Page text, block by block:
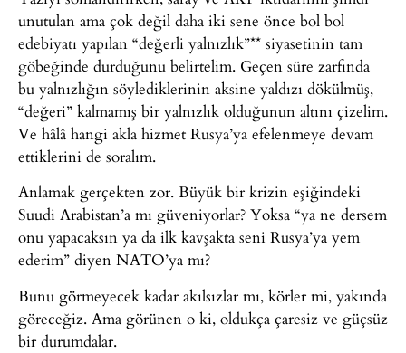
unutulan ama çok değil daha iki sene önce bol bol
edebiyatı yapılan “değerli yalnızlık”** siyasetinin tam
göbeğinde durduğunu belirtelim. Geçen süre zarfında
bu yalnızlığın söylediklerinin aksine yaldızı dökülmüş,
“değeri” kalmamış bir yalnızlık olduğunun altını çizelim.
Ve hâlâ hangi akla hizmet Rusya’ya efelenmeye devam
ettiklerini de soralım.
Anlamak gerçekten zor. Büyük bir krizin eşiğindeki
Suudi Arabistan’a mı güveniyorlar? Yoksa “ya ne dersem
onu yapacaksın ya da ilk kavşakta seni Rusya’ya yem
ederim” diyen NATO’ya mı?
Bunu görmeyecek kadar akılsızlar mı, körler mi, yakında
göreceğiz. Ama görünen o ki, oldukça çaresiz ve güçsüz
bir durumdalar.